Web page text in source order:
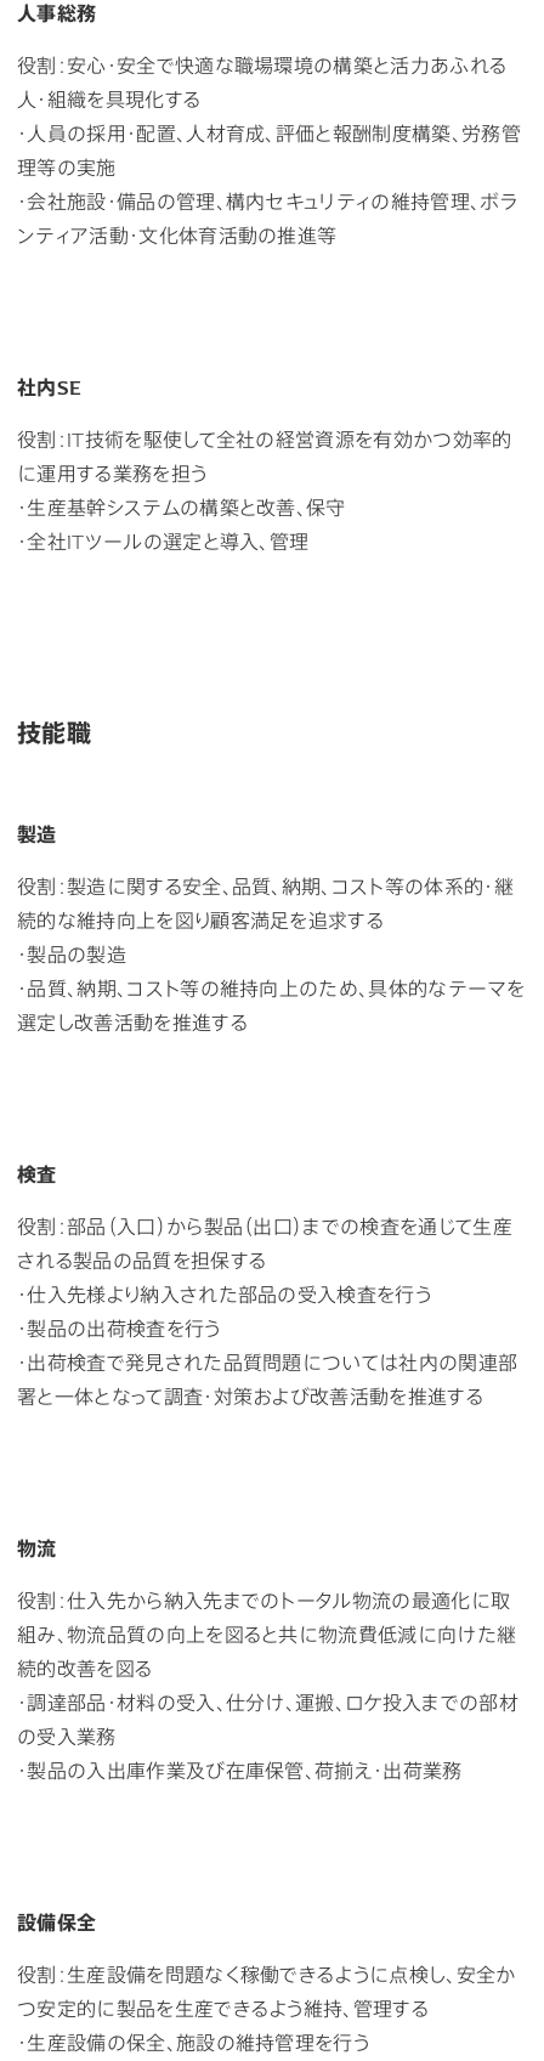
人事総務
役割：安心・安全で快適な職場環境の構築と活力あふれる
人・組織を具現化する
・人員の採用・配置、人材育成、評価と報酬制度構築、労務管
理等の実施
・会社施設・備品の管理、構内セキュリティの維持管理、ボラ
ンティア活動・文化体育活動の推進等
社内SE
役割：IT技術を駆使して全社の経営資源を有効かつ効率的
に運用する業務を担う
・生産基幹システムの構築と改善、保守
・全社ITツールの選定と導入、管理
技能職
製造
役割：製造に関する安全、品質、納期、コスト等の体系的・継
続的な維持向上を図り顧客満足を追求する
・製品の製造
・品質、納期、コスト等の維持向上のため、具体的なテーマを
選定し改善活動を推進する
検査
役割：部品（入口）から製品（出口）までの検査を通じて生産
される製品の品質を担保する
・仕入先様より納入された部品の受入検査を行う
・製品の出荷検査を行う
・出荷検査で発見された品質問題については社内の関連部
署と一体となって調査・対策および改善活動を推進する
物流
役割：仕入先から納入先までのトータル物流の最適化に取
組み、物流品質の向上を図ると共に物流費低減に向けた継
続的改善を図る
・調達部品・材料の受入、仕分け、運搬、ロケ投入までの部材
の受入業務
・製品の入出庫作業及び在庫保管、荷揃え・出荷業務
設備保全
役割：生産設備を問題なく稼働できるように点検し、安全か
つ安定的に製品を生産できるよう維持、管理する
・生産設備の保全、施設の維持管理を行う